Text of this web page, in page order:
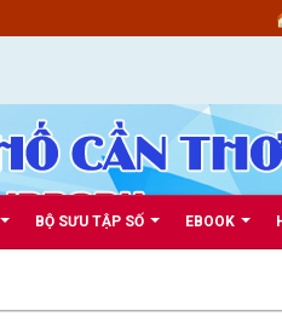
BỘ SƯU TẬP SỐ EBOOK